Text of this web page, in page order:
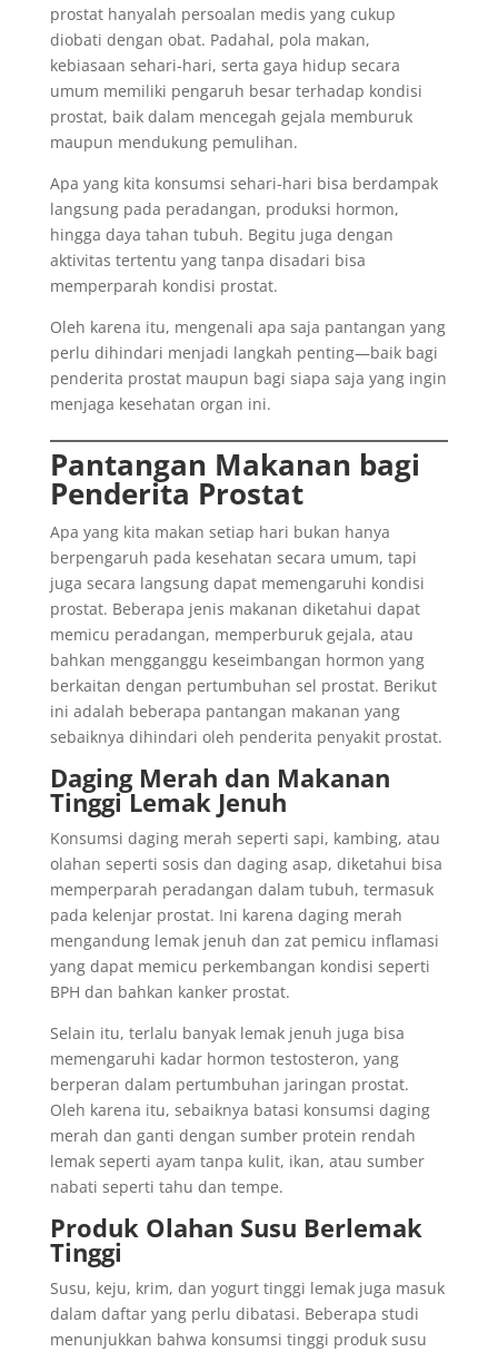
prostat hanyalah persoalan medis yang cukup
diobati dengan obat. Padahal, pola makan,
kebiasaan sehari-hari, serta gaya hidup secara
umum memiliki pengaruh besar terhadap kondisi
prostat, baik dalam mencegah gejala memburuk
maupun mendukung pemulihan.
Apa yang kita konsumsi sehari-hari bisa berdampak
langsung pada peradangan, produksi hormon,
hingga daya tahan tubuh. Begitu juga dengan
aktivitas tertentu yang tanpa disadari bisa
memperparah kondisi prostat.
Oleh karena itu, mengenali apa saja pantangan yang
perlu dihindari menjadi langkah penting—baik bagi
penderita prostat maupun bagi siapa saja yang ingin
menjaga kesehatan organ ini.
Pantangan Makanan bagi
Penderita Prostat
Apa yang kita makan setiap hari bukan hanya
berpengaruh pada kesehatan secara umum, tapi
juga secara langsung dapat memengaruhi kondisi
prostat. Beberapa jenis makanan diketahui dapat
memicu peradangan, memperburuk gejala, atau
bahkan mengganggu keseimbangan hormon yang
berkaitan dengan pertumbuhan sel prostat. Berikut
ini adalah beberapa pantangan makanan yang
sebaiknya dihindari oleh penderita penyakit prostat.
Daging Merah dan Makanan
Tinggi Lemak Jenuh
Konsumsi daging merah seperti sapi, kambing, atau
olahan seperti sosis dan daging asap, diketahui bisa
memperparah peradangan dalam tubuh, termasuk
pada kelenjar prostat. Ini karena daging merah
mengandung lemak jenuh dan zat pemicu inflamasi
yang dapat memicu perkembangan kondisi seperti
BPH dan bahkan kanker prostat.
Selain itu, terlalu banyak lemak jenuh juga bisa
memengaruhi kadar hormon testosteron, yang
berperan dalam pertumbuhan jaringan prostat.
Oleh karena itu, sebaiknya batasi konsumsi daging
merah dan ganti dengan sumber protein rendah
lemak seperti ayam tanpa kulit, ikan, atau sumber
nabati seperti tahu dan tempe.
Produk Olahan Susu Berlemak
Tinggi
Susu, keju, krim, dan yogurt tinggi lemak juga masuk
dalam daftar yang perlu dibatasi. Beberapa studi
menunjukkan bahwa konsumsi tinggi produk susu